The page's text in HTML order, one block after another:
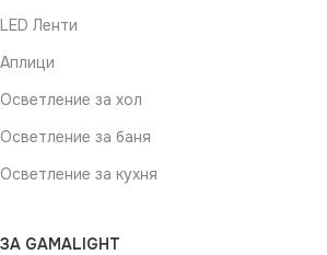
LED Ленти
Аплици
Осветление за хол
Осветление за баня
Осветление за кухня
ЗА GAMALIGHT